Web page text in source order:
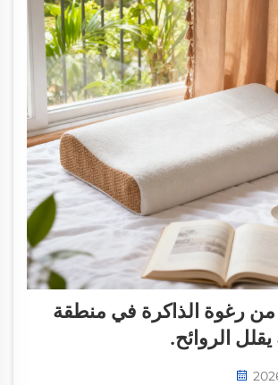
رغوة الذاكرة في منطقة
يقلل الروائح.